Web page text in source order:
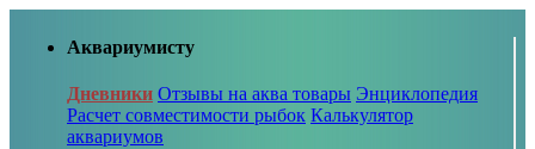
Аквариумисту
Дневники Отзывы на аква товары Энциклопедия
Расчет совместимости рыбок Калькулятор
аквариумов